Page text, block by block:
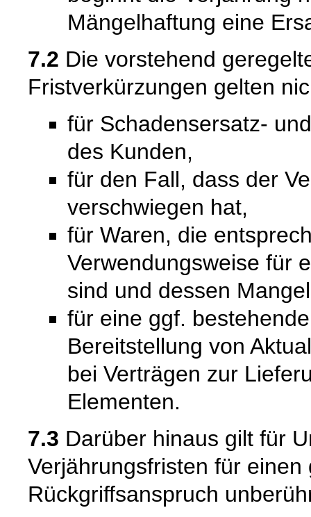
Mängelhaftung eine
7.2 Die vorstehend
Fristverkürzungen gelten
für Schadensersatz-
des Kunden,
für den Fall, dass der
verschwiegen hat,
für Waren, die
Verwendungsweise für
sind und dessen
für eine ggf.
Bereitstellung von
bei Verträgen zur
Elementen.
7.3 Darüber hinaus gilt für
Verjährungsfristen für
Rückgriffsanspruch